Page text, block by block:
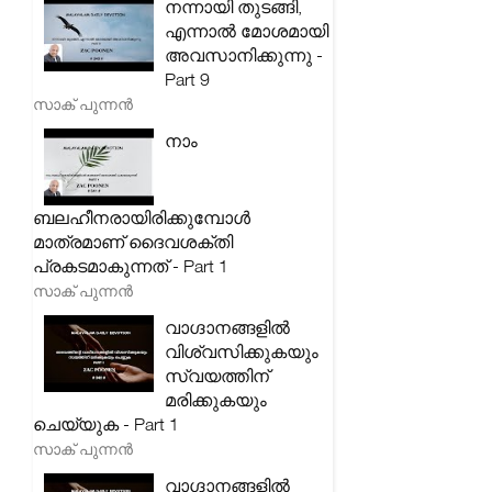
നന്നായി തുടങ്ങി,
എന്നാൽ മോശമായി
അവസാനിക്കുന്നു -
Part 9
സാക് പുന്നൻ
നാം
ബലഹീനരായിരിക്കുമ്പോൾ
മാത്രമാണ് ദൈവശക്തി
പ്രകടമാകുന്നത് - Part 1
സാക് പുന്നൻ
വാഗ്ദാനങ്ങളിൽ
വിശ്വസിക്കുകയും
സ്വയത്തിന്
മരിക്കുകയും
ചെയ്യുക - Part 1
സാക് പുന്നൻ
വാഗ്ദാനങ്ങളിൽ